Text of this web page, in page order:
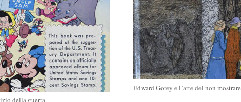
della guerra.
Edward Gorey e l’arte del non mostrare